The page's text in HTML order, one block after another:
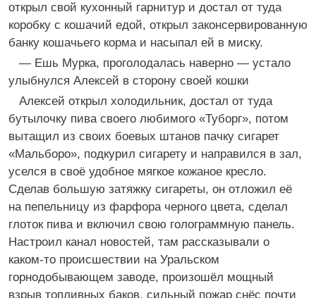
открыл свой кухонный гарнитур и достал от туда
коробку с кошачий едой, открыл законсервированную
банку кошачьего корма и насыпал ей в миску.
— Ешь Мурка, проголодалась наверно — устало
улыбнулся Алексей в сторону своей кошки
Алексей открыл холодильник, достал от туда
бутылочку пива своего любимого «Туборг», потом
вытащил из своих боевых штанов пачку сигарет
«Мальборо», подкурил сигарету и направился в зал,
уселся в своё удобное мягкое кожаное кресло.
Сделав большую затяжку сигареты, он отложил её
на пепельницу из фарфора черного цвета, сделал
глоток пива и включил свою голограммную панель.
Настроил канал новостей, там рассказывали о
каком-то происшествии на Уральском
горнодобывающем заводе, произошёл мощный
взрыв топливных баков, сильный пожар снёс почти